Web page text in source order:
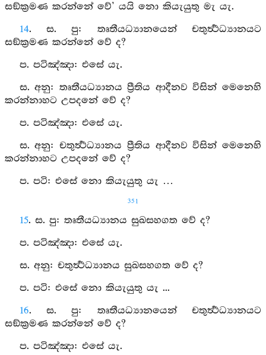
සඞ්ක්‍රමණ කරන්නේ වේ’ යයි නො කියැයුතු මැ යැ.
14. ස. පු: තෘතීයධ්‍යානයෙන් චතුර්‍ත්‍ථධ්‍යානයට
සඞ්ක්‍රමණ කරන්නේ වේ ද?
ප. පටිඤ්‍ඤා: එසේ යැ.
ස. අනු: තෘතීයධ්‍යානය ප්‍රීතිය ආදීනව විසින් මෙනෙහි
කරන්නාහට උපදනේ වේ ද?
ප. පටිඤ්‍ඤා: එසේ යැ.
ස. අනු: චතුර්‍ත්‍ථධ්‍යානය ප්‍රීතිය ආදීනව විසින් මෙනෙහි
කරන්නාහට උපදනේ වේ ද?
ප. පටි: එසේ නො කියැයුතු යැ …
351
15. ස. පු: තෘතීයධ්‍යානය සුඛසහගත වේ ද?
ප. පටිඤ්‍ඤා: එසේ යැ.
ස. අනු: චතුර්‍ත්‍ථධ්‍යානය සුඛසහගත වේ ද?
ප. පටි: එසේ නො කියැයුතු යැ ...
16. ස. පු: තෘතීයධ්‍යානයෙන් චතුර්‍ත්‍ථධ්‍යානයට
සඞ්ක්‍රමණ කරන්නේ වේ ද?
ප. පටිඤ්‍ඤා: එසේ යැ.